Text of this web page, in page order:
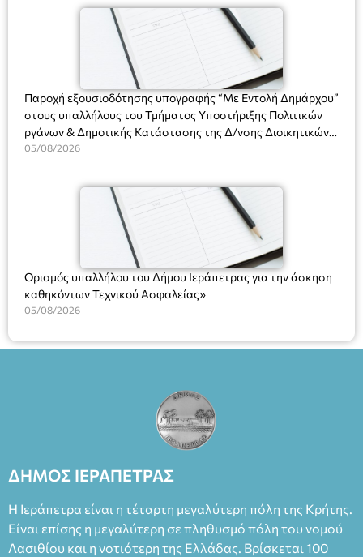
Πλαστήρα), E&G Mini market (Δημοκρατίας 39 Ιεράπετρα)
και στο more.com Χώρος: 3ο Γυμνάσιο Ιεράπετρας
(Είσοδος ΕΠΑ.Λ.) Έναρξη 21:15 Οργάνωση: ΚΝΩΣΟΣ
ΘΕΑΤΡΙΚΕΣ ΠΑΡΑΓΩΓΕΣ ΕΕ
(Ν. 5314/2026).»
Παροχή εξουσιοδότησης υπογραφής “Με Εντολή Δημάρχου”
στους υπαλλήλους του Τμήματος Υποστήριξης Πολιτικών
ργάνων & Δημοτικής Κατάστασης της Δ/νσης Διοικητικών
Υπηρεσιών για αποφάσεις, πιστοποιητικά, πράξεις και
(Ν. 5314/2026).»
05/08/2026
Ορισμός υπαλλήλου του Δήμου Ιεράπετρας για την άσκηση
καθηκόντων Τεχνικού Ασφαλείας»
05/08/2026
ΔΗΜΟΣ ΙΕΡΑΠΕΤΡΑΣ
Η Ιεράπετρα είναι η τέταρτη μεγαλύτερη πόλη της Κρήτης.
Είναι επίσης η μεγαλύτερη σε πληθυσμό πόλη του νομού
Λασιθίου και η νοτιότερη της Ελλάδας. Βρίσκεται 100